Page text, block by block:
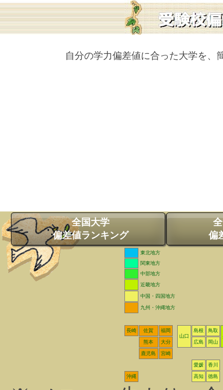
自分の学力偏差値に合った大学を、
全国大学
偏差値ランキング
偏
東北地方
関東地方
中部地方
近畿地方
中国・四国地方
九州・沖縄地方
長崎 佐賀
福岡
山口
島根
鳥取
熊本
大分 広島 岡山
鹿児島 宮崎
愛媛 香川
沖縄 高知 徳島